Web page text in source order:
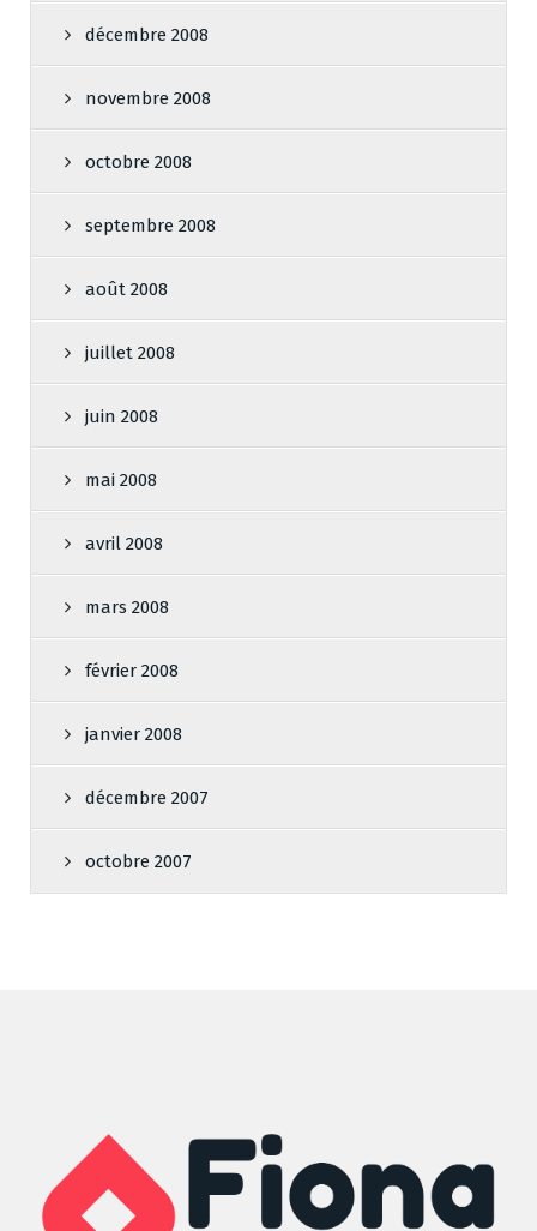
décembre 2008
novembre 2008
octobre 2008
septembre 2008
août 2008
juillet 2008
juin 2008
mai 2008
avril 2008
mars 2008
février 2008
janvier 2008
décembre 2007
octobre 2007